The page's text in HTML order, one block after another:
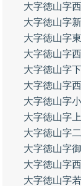
大字徳山字
大字徳山字
大字徳山字
大字徳山字
大字徳山字
大字徳山字
大字徳山字
大字徳山字
大字徳山字
大字徳山字
大字徳山字
大字徳山字